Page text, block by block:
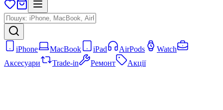
iPhone MacBook iPad AirPods
Watch
Аксесуари
Trade-in Ремонт Акції